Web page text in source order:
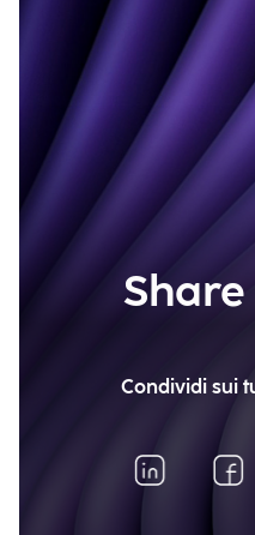
Condividi sui